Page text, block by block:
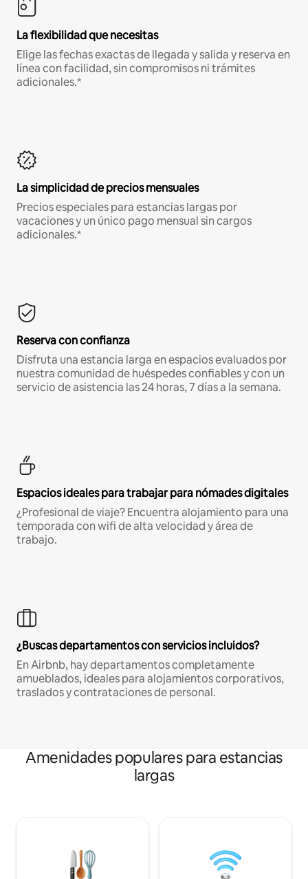
La flexibilidad que necesitas
Elige las fechas exactas de llegada y salida y reserva en
línea con facilidad, sin compromisos ni trámites
adicionales.*
La simplicidad de precios mensuales
Precios especiales para estancias largas por
vacaciones y un único pago mensual sin cargos
adicionales.*
Reserva con confianza
Disfruta una estancia larga en espacios evaluados por
nuestra comunidad de huéspedes confiables y con un
servicio de asistencia las 24 horas, 7 días a la semana.
Espacios ideales para trabajar para nómades digitales
¿Profesional de viaje? Encuentra alojamiento para una
temporada con wifi de alta velocidad y área de
trabajo.
¿Buscas departamentos con servicios incluidos?
En Airbnb, hay departamentos completamente
amueblados, ideales para alojamientos corporativos,
traslados y contrataciones de personal.
Amenidades populares para estancias
largas